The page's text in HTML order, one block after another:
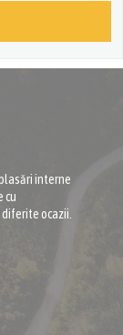
interne
cu
ocazii.